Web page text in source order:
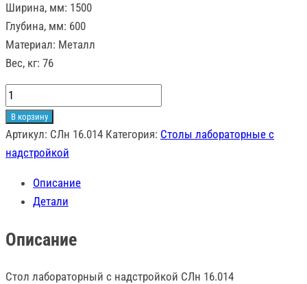
Ширина, мм: 1500
Глубина, мм: 600
Материал: Металл
Вес, кг: 76
Количество
товара
Стол
лабораторный
надстройкой
СЛн
В корзину
Артикул: СЛн 16.014 Категория: Столы лабораторные с
надстройкой
Описание
Детали
Описание
Стол лабораторный с надстройкой СЛн 16.014